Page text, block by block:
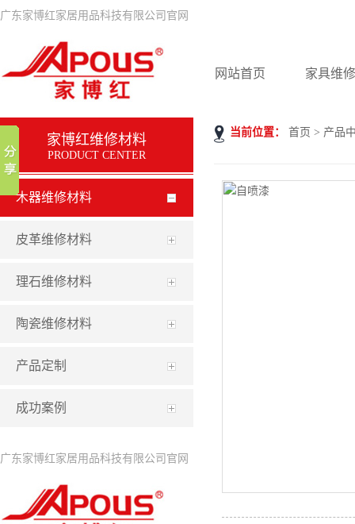
广东家博红家居用品科技有限公司官网
网站首页 家具维
当前位置： 首页 > 产品
家博红维修材料
PRODUCT CENTER
木器维修材料
皮革维修材料
理石维修材料
陶瓷维修材料
产品定制
成功案例
广东家博红家居用品科技有限公司官网
网站首页 家具维